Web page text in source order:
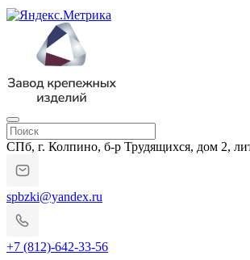
СПб, г. Колпино, б-р Трудящихся, дом 2,
spbzki@yandex.ru
+7 (812)-642-33-56